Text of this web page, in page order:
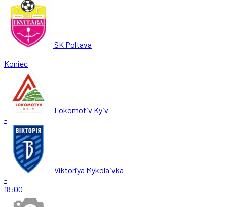
SK Poltava
-
Koniec
Lokomotiv Kyiv
-
Viktoriya Mykolaivka
-
18:00